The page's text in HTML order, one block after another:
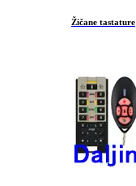
Žičane tastature